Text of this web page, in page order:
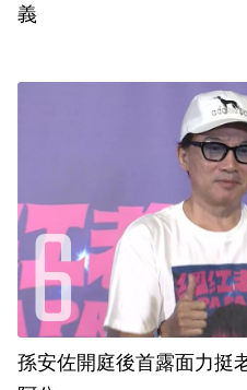
義
孫安佐開庭後首露面力